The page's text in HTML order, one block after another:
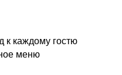
к каждому гостю
меню